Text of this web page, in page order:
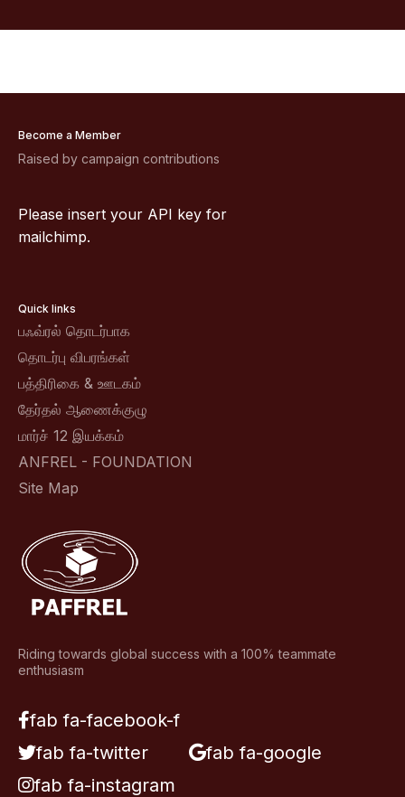
Become a Member
Raised by campaign contributions
Please insert your API key for
mailchimp.
Quick links
பஃவ்ரல் தொடர்பாக
தொடர்பு விபரங்கள்
பத்திரிகை & ஊடகம்
தேர்தல் ஆணைக்குழு
மார்ச் 12 இயக்கம்
ANFREL - FOUNDATION
Site Map
Riding towards global success with a 100% teammate
enthusiasm
fab fa-facebook-f
fab fa-twitter
fab fa-google
fab fa-instagram